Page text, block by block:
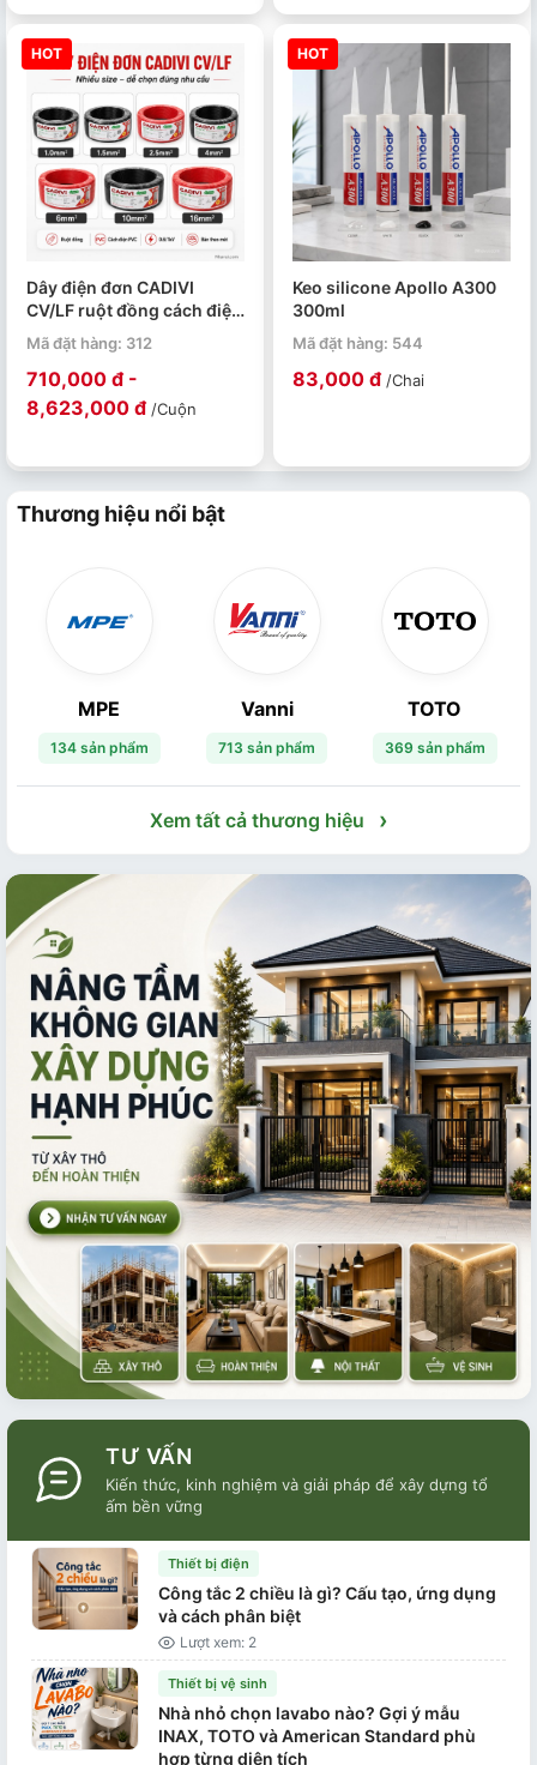
HOT
Dây điện đơn CADIVI
CV/LF ruột đồng cách điện
PVC 0.6/1kV cuộn 100m
Mã đặt hàng: 312
710,000 đ -
8,623,000 đ /Cuộn
HOT
Keo silicone Apollo A300
300ml
Mã đặt hàng: 544
83,000 đ /Chai
Thương hiệu nổi bật
MPE
134 sản phẩm
Vanni
713 sản phẩm
TOTO
369 sản phẩm
Xem tất cả thương hiệu ›
TƯ VẤN
Kiến thức, kinh nghiệm và giải pháp để xây dựng tổ
ấm bền vững
Thiết bị điện
Công tắc 2 chiều là gì? Cấu tạo, ứng dụng
và cách phân biệt
Lượt xem: 2
Thiết bị vệ sinh
Nhà nhỏ chọn lavabo nào? Gợi ý mẫu
INAX, TOTO và American Standard phù
hợp từng diện tích